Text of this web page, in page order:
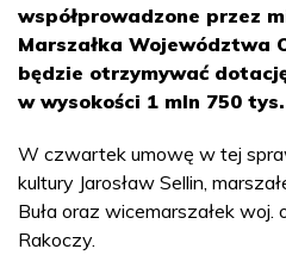
współprowadzone przez
Marszałka Województwa
będzie otrzymywać
w wysokości 1 mln 750
W czwartek umowę w tej
kultury Jarosław Sellin,
Buła oraz wicemarszałek woj.
Rakoczy.